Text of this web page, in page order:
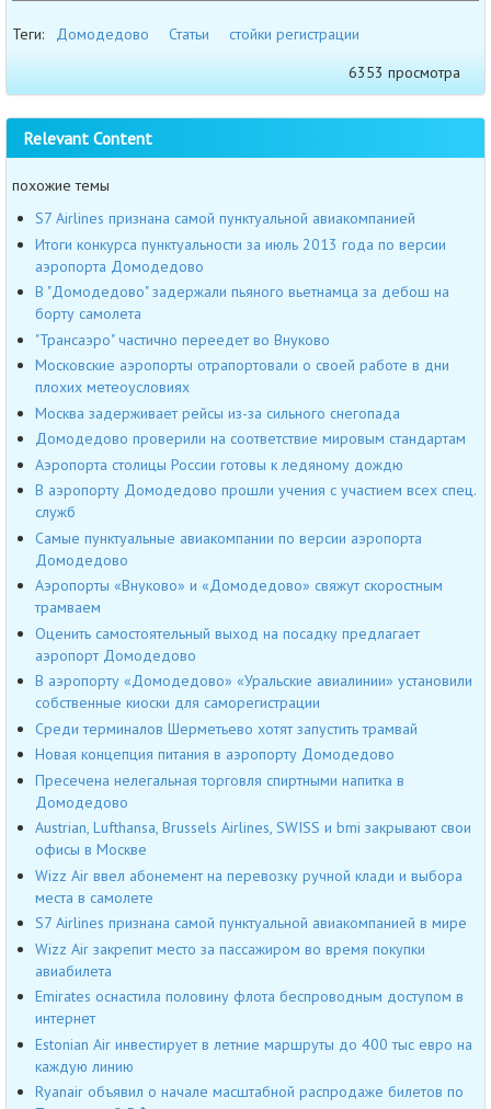
Теги: Домодедово Статьи
стойки регистрации
6353 просмотра
Relevant Content
похожие темы
S7 Airlines признана самой пунктуальной авиакомпанией
Итоги конкурса пунктуальности за июль 2013 года по версии
аэропорта Домодедово
В "Домодедово" задержали пьяного вьетнамца за дебош на
борту самолета
"Трансаэро" частично переедет во Внуково
Московские аэропорты отрапортовали о своей работе в дни
плохих метеоусловиях
Москва задерживает рейсы из-за сильного снегопада
Домодедово проверили на соответствие мировым стандартам
Аэропорта столицы России готовы к ледяному дождю
В аэропорту Домодедово прошли учения с участием всех спец.
служб
Самые пунктуальные авиакомпании по версии аэропорта
Домодедово
Аэропорты «Внуково» и «Домодедово» свяжут скоростным
трамваем
Оценить самостоятельный выход на посадку предлагает
аэропорт Домодедово
В аэропорту «Домодедово» «Уральские авиалинии» установили
собственные киоски для саморегистрации
Среди терминалов Шерметьево хотят запустить трамвай
Новая концепция питания в аэропорту Домодедово
Пресечена нелегальная торговля спиртными напитка в
Домодедово
Austrian, Lufthansa, Brussels Airlines, SWISS и bmi закрывают свои
офисы в Москве
Wizz Air ввел абонемент на перевозку ручной клади и выбора
места в самолете
S7 Airlines признана самой пунктуальной авиакомпанией в мире
Wizz Air закрепит место за пассажиром во время покупки
авиабилета
Emirates оснастила половину флота беспроводным доступом в
интернет
Estonian Air инвестирует в летние маршруты до 400 тыс евро на
каждую линию
Ryanair объявил о начале масштабной распродаже билетов по